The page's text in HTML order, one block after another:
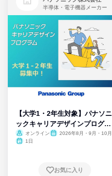
半導体・電子機器メーカー
【大学1・2年生対象】パナソニ
ックキャリアデザインプログラ
ム
オンライン
2026年8月・9月・10月
1日
お気に入り